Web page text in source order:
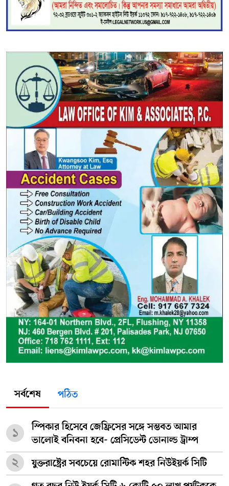
সর্বশেষ পঠিত
১
স্পিকার হিসেবে জেফ্রিসের সঙ্গে সম্ভবত আমার
ভালোই বনিবনা হবে- প্রেসিডেন্ট ডোনাল্ড ট্রাম্প
২ যুক্তরাষ্ট্রের সবচেয়ে রোমান্টিক শহর নিউইয়র্ক সিটি